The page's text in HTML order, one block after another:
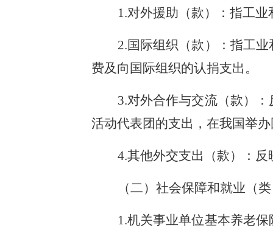
1.对外援助（款）：指工
2.国际组织（款）：指工
费及向国际组织的认捐支出。
3.对外合作与交流（款）
活动代表团的支出，在我国举
4.其他外交支出（款）：
（二）社会保障和就业（
1.机关事业单位基本养老